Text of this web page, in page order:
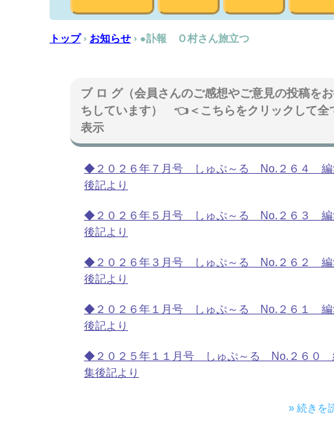
トップ › お知らせ › ●訃報 Ｏ村さん旅立つ
ブ ロ グ（会員さんのご感想やご意見の投稿を
ちしています） 👈＜こちらをクリックして全
表示
◆２０２６年７月号 しゅぷ～る No.２６４ 編
後記より
◆２０２６年５月号 しゅぷ～る No.２６３ 編
後記より
◆２０２６年３月号 しゅぷ～る No.２６２ 編
後記より
◆２０２６年１月号 しゅぷ～る No.２６１ 編
後記より
◆２０２５年１１月号 しゅぷ～る No.２６０
集後記より
» 続きを